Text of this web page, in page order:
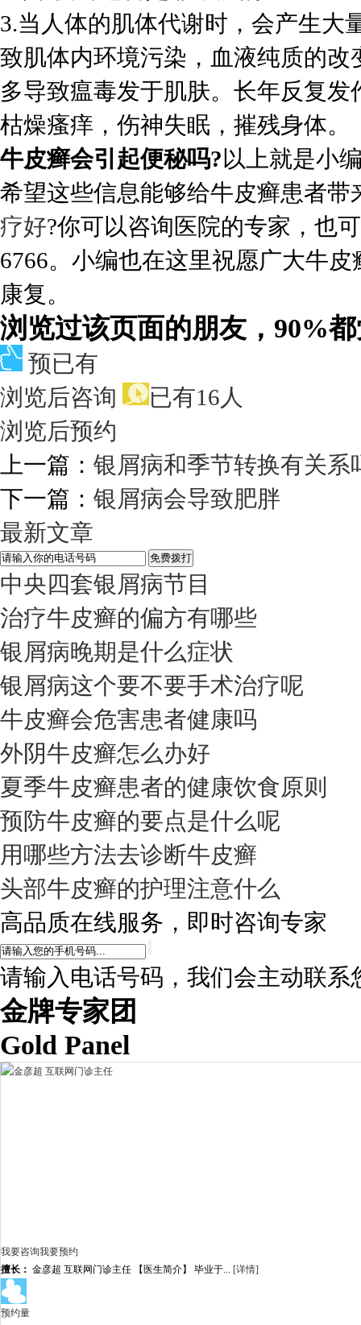
3.当人体的肌体代谢时，会产生大
致肌体内环境污染，血液纯质的
多导致瘟毒发于肌肤。长年反复
枯燥瘙痒，伤神失眠，摧残身体。
牛皮癣会引起便秘吗? 以上就是小
希望这些信息能够给牛皮癣患者
疗好?你可以咨询医院的专家，也
6766。小编也在这里祝愿广大牛
康复。
浏览过该页面的朋友，90%
预已有
浏览后咨询
已有16人
浏览后预约
上一篇： 银屑病和季节转换有关系
下一篇： 银屑病会导致肥胖
最新文章
中央四套银屑病节目
治疗牛皮癣的偏方有哪些
银屑病晚期是什么症状
银屑病这个要不要手术治疗呢
牛皮癣会危害患者健康吗
外阴牛皮癣怎么办好
夏季牛皮癣患者的健康饮食原则
预防牛皮癣的要点是什么呢
用哪些方法去诊断牛皮癣
头部牛皮癣的护理注意什么
高品质在线服务，即时咨询专家
请输入电话号码，我们会主动联系
金牌专家团
Gold Panel
我要咨询我要预约
擅长： 金彦超 互联网门诊主任 【医生简介】 毕业于... [详情]
预约量